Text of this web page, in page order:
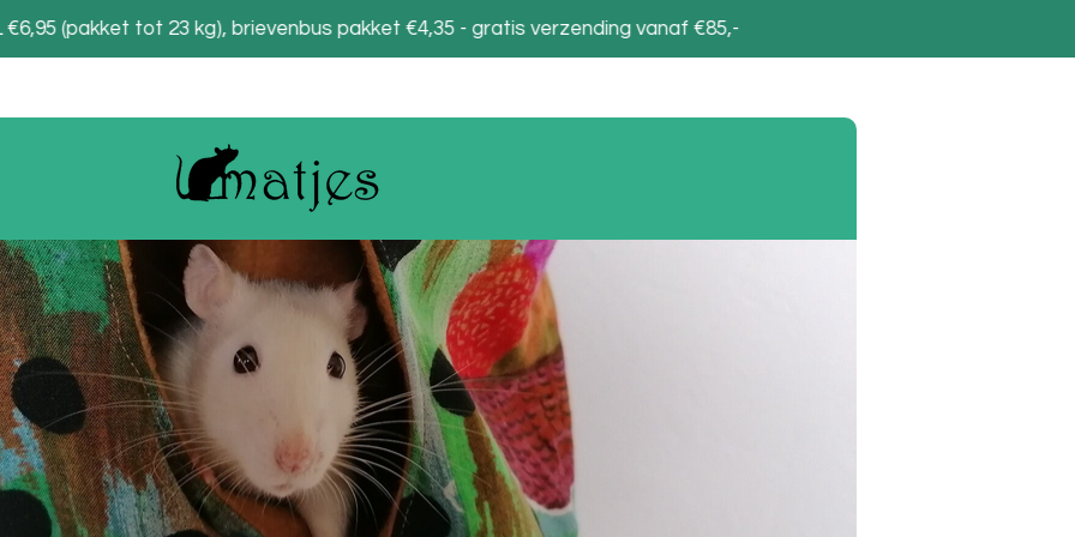
(pakket tot 23 kg), brievenbus pakket €4,35 - gratis verzending vanaf €85,-